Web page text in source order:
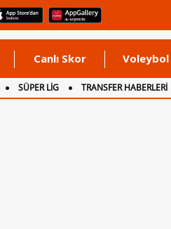
Canlı Skor Voleybol
SÜPER LİG TRANSFER HABERLERİ